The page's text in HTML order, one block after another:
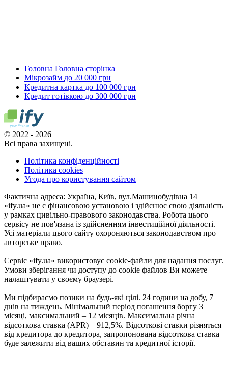
Головна Головна сторінка
Мікрозайм до 20 000 грн
Кредитна картка до 100 000 грн
Кредит готівкою до 300 000 грн
© 2022 - 2026
Всі права захищені.
Політика конфіденційності
Політика cookies
Угода про користування сайтом
Фактична адреса: Україна, Київ, вул.Машинобудівна 14
«ify.ua» не є фінансовою установою і здійснює свою діяльність
у рамках цивільно-правового законодавства. Робота цього
сервісу не пов'язана із здійсненням інвестиційної діяльності.
Усі матеріали цього сайту охороняються законодавством про
авторське право.
Сервіс «ify.ua» використовує cookie-файли для надання послуг.
Умови зберігання чи доступу до cookie файлов Ви можете
налаштувати у своєму браузері.
Ми підбираємо позики на будь-які цілі. 24 години на добу, 7
днів на тиждень. Мінімальний період погашення боргу 3
місяці, максимальний – 12 місяців. Максимальна річна
відсоткова ставка (APR) – 912,5%. Відсоткові ставки різняться
від кредитора до кредитора, запропонована відсоткова ставка
буде залежити від ваших обставин та кредитної історії.